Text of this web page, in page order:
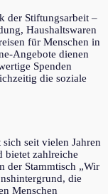
der Stiftungsarbeit –
Haushaltswaren
für Menschen in
Angebote dienen
Spenden
die soziale
sich seit vielen Jahren
bietet zahlreiche
der Stammtisch „Wir
die
Menschen